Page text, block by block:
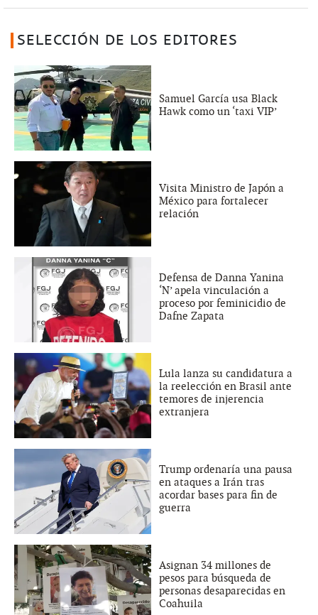
SELECCIÓN DE LOS EDITORES
Samuel García usa Black
Hawk como un ‘taxi VIP’
Visita Ministro de Japón a
México para fortalecer
relación
Defensa de Danna Yanina
‘N’ apela vinculación a
proceso por feminicidio de
Dafne Zapata
Lula lanza su candidatura a
la reelección en Brasil ante
temores de injerencia
extranjera
Trump ordenaría una pausa
en ataques a Irán tras
acordar bases para fin de
guerra
Asignan 34 millones de
pesos para búsqueda de
personas desaparecidas en
Coahuila